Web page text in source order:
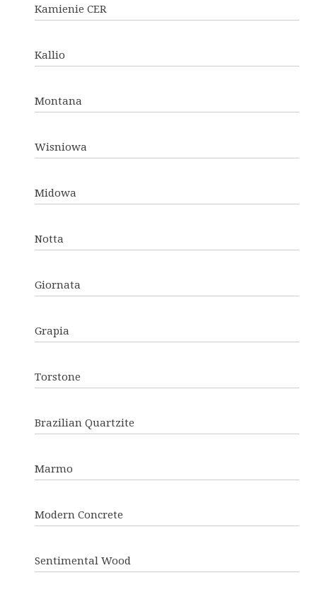
Kamienie CER
Kallio
Montana
Wisniowa
Midowa
Notta
Giornata
Grapia
Torstone
Brazilian Quartzite
Marmo
Modern Concrete
Sentimental Wood